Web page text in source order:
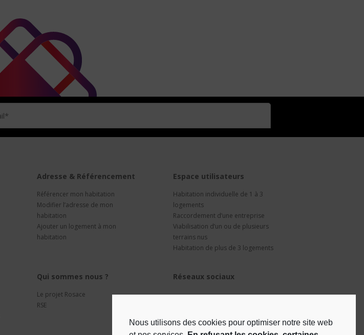
Nous utilisons des cookies pour optimiser notre site web
Adresse & Référencement
Référencer mon habitation
Modifier l’adresse de mon
habitation
Ajouter un logement à mon
habitation
Espace utilisateurs
Habitation individuelle de 1 à 3
logements
Raccordement d’une entreprise
Viabilisation d’un ou de plusieurs
terrains nus
Habitation de plus de 3 logements
Qui sommes nous ?
Le projet Rosace
RSE
Réseaux sociaux